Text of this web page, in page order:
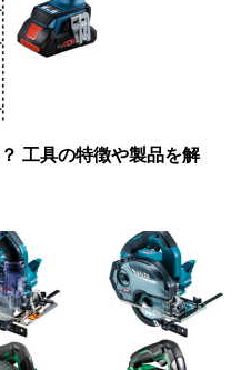
工具の特徴や製品を解